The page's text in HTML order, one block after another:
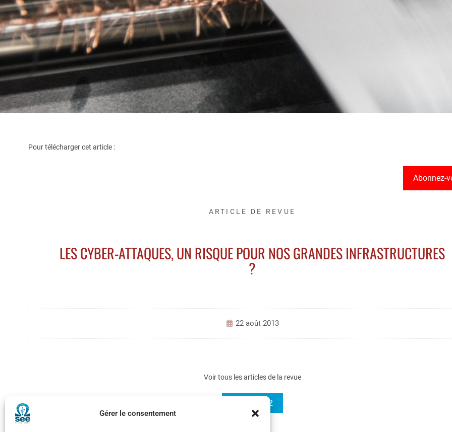
Gérer le consentement
Pour télécharger cet article :
Abonnez-
ARTICLE DE REVUE
LES CYBER-ATTAQUES, UN RISQUE POUR NOS GRANDES INFRASTRUCTURES
?
22 août 2013
Voir tous les articles de la revue
REE 2012-2